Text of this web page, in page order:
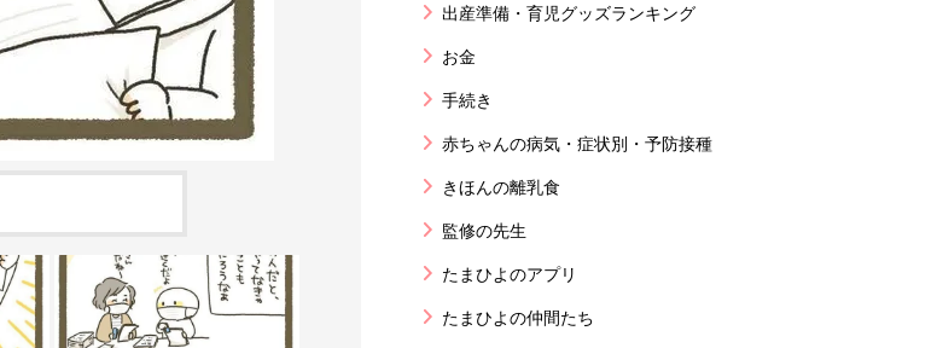
出産準備・育児グッズランキング
お金
手続き
赤ちゃんの病気・症状別・予防接種
きほんの離乳食
監修の先生
たまひよのアプリ
たまひよの仲間たち